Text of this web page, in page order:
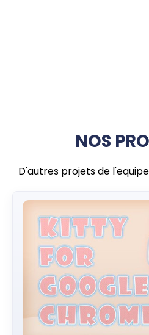
NOS
D'autres projets de